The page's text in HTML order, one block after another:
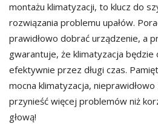
montażu klimatyzacji, to klucz do
rozwiązania problemu upałów.
prawidłowo dobrać urządzenie, a
gwarantuje, że klimatyzacja będzie
efektywnie przez długi czas.
mocna klimatyzacja,
przynieść więcej problemów niż
głową!